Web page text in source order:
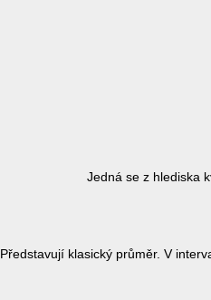
Jedná se z hlediska
Představují klasický průměr. V